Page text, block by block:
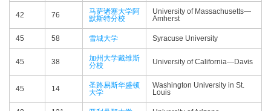
42 76
马萨诸塞大学阿
默斯特分校
University of Massachusetts—​
Amherst
45 58 雪城大学 Syracuse University
45 38
加州大学戴维斯
分校
University of California—​Davis
45 14
圣路易斯华盛顿
大学
Washington University in St.
Louis